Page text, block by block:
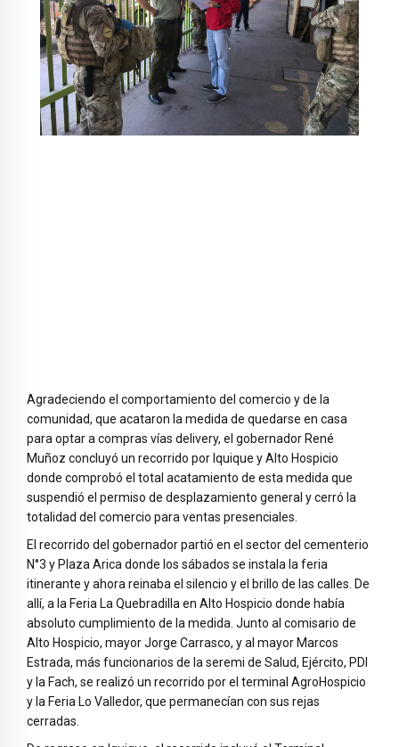
Agradeciendo el comportamiento del comercio y de la
comunidad, que acataron la medida de quedarse en casa
para optar a compras vías delivery, el gobernador René
Muñoz concluyó un recorrido por Iquique y Alto Hospicio
donde comprobó el total acatamiento de esta medida que
suspendió el permiso de desplazamiento general y cerró la
totalidad del comercio para ventas presenciales.
El recorrido del gobernador partió en el sector del cementerio
N°3 y Plaza Arica donde los sábados se instala la feria
itinerante y ahora reinaba el silencio y el brillo de las calles. De
allí, a la Feria La Quebradilla en Alto Hospicio donde había
absoluto cumplimiento de la medida. Junto al comisario de
Alto Hospicio, mayor Jorge Carrasco, y al mayor Marcos
Estrada, más funcionarios de la seremi de Salud, Ejército, PDI
y la Fach, se realizó un recorrido por el terminal AgroHospicio
y la Feria Lo Valledor, que permanecían con sus rejas
cerradas.